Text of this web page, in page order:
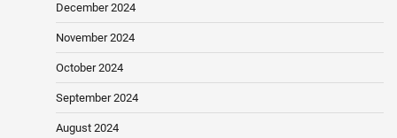
December 2024
November 2024
October 2024
September 2024
August 2024